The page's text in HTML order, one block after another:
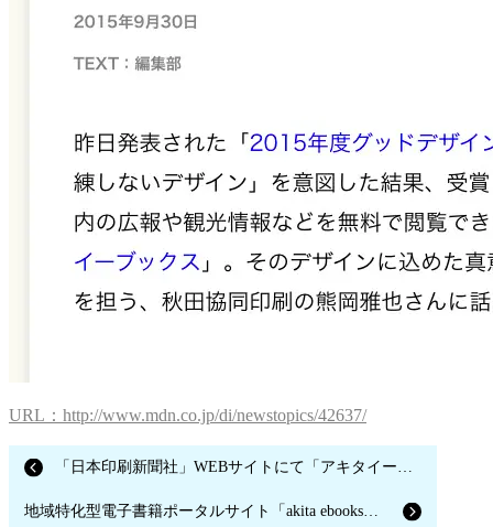
URL：http://www.mdn.co.jp/di/newstopics/42637/
「日本印刷新聞社」WEBサイトにて「アキタイーブックス」が記事掲載されました。
地域特化型電子書籍ポータルサイト「akita ebooks（アキタイーブックス）」が「IT media」に掲載されました。